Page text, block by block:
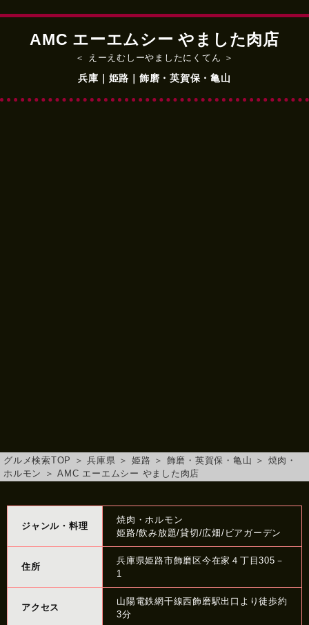
AMC エーエムシー やました肉店
＜ えーえむしーやましたにくてん ＞
兵庫｜姫路｜飾磨・英賀保・亀山
グルメ検索TOP ＞兵庫県 ＞ 姫路 ＞ 飾磨・英賀保・亀山 ＞ 焼肉・
ホルモン
＞AMC エーエムシー やました肉店
ジャンル・料理
焼肉・ホルモン
姫路/飲み放題/貸切/広畑/ビアガーデン
住所
兵庫県姫路市飾磨区今在家４丁目305－
1
アクセス
山陽電鉄網干線西飾磨駅出口より徒歩約
3分